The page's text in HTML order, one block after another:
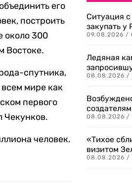
его
построить
около 300
Востоке.
спутника,
мире как
первого
Чекунков.
человек.
Ситуация с
закупать у
09.08.2026 /
Ледяная
08.08.2026 /
08.08.2026 /
«Тихое
визитом
08.08.2026 /